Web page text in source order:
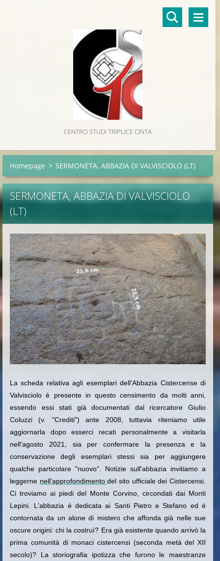
CENTRO STUDI TRIPLICE CINTA
Homepage > SERMONETA, ABBAZIA DI VALVISCIOLO (LT)
SERMONETA, ABBAZIA DI VALVISCIOLO
(LT)
La scheda relativa agli esemplari dell'Abbazia Cistercense di
Valvisciolo è presente in questo censimento da molti anni,
essendo essi stati già documentati dal ricercatore Giulio
Coluzzi (v. "Crediti") ante 2008, tuttavia riteniamo utile
aggiornarla dopo esserci recati personalmente a visitarla
nell'agosto 2021, sia per confermare la presenza e la
conservazione degli esemplari stessi sia per aggiungere
qualche particolare "nuovo". Notizie sull'abbazia invitiamo a
leggerne nell'approfondimentodel sito ufficiale dei Cistercensi.
Ci troviamo ai piedi del Monte Corvino, circondati dai Monti
Lepini. L'abbazia è dedicata ai Santi Pietro e Stefano ed è
contornata da un alone di mistero che affonda già nelle sue
oscure origini: chi la costruì? Era già esistente quando arrivò la
prima comunità di monaci cistercensi (seconda metà del XII
secolo)? La storiografia ipotizza che furono le maestranze